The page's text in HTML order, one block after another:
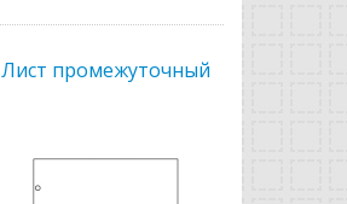
Лист промежуточный